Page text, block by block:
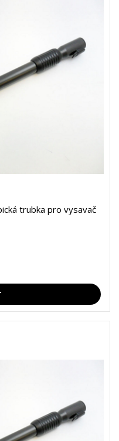
trubka pro vysavač